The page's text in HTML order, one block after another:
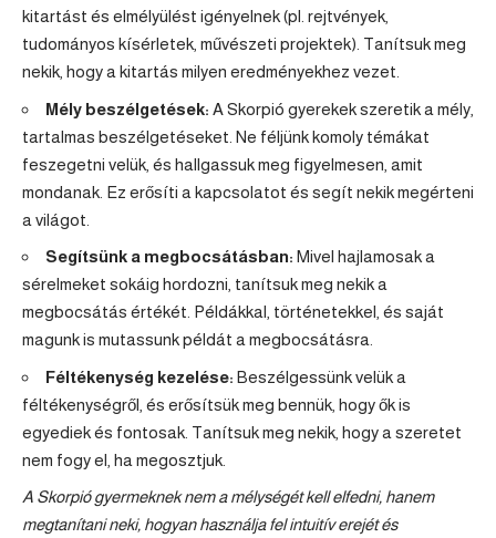
kitartást és elmélyülést igényelnek (pl. rejtvények,
tudományos kísérletek, művészeti projektek). Tanítsuk meg
nekik, hogy a kitartás milyen eredményekhez vezet.
Mély beszélgetések: A Skorpió gyerekek szeretik a mély,
tartalmas beszélgetéseket. Ne féljünk komoly témákat
feszegetni velük, és hallgassuk meg figyelmesen, amit
mondanak. Ez erősíti a kapcsolatot és segít nekik megérteni
a világot.
Segítsünk a megbocsátásban: Mivel hajlamosak a
sérelmeket sokáig hordozni, tanítsuk meg nekik a
megbocsátás értékét. Példákkal, történetekkel, és saját
magunk is mutassunk példát a megbocsátásra.
Féltékenység kezelése: Beszélgessünk velük a
féltékenységről, és erősítsük meg bennük, hogy ők is
egyediek és fontosak. Tanítsuk meg nekik, hogy a szeretet
nem fogy el, ha megosztjuk.
A Skorpió gyermeknek nem a mélységét kell elfedni, hanem
megtanítani neki, hogyan használja fel intuitív erejét és